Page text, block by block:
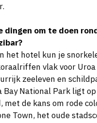
dingen om te doen
het hotel kun je
vlak voor Uroa
zeeleven en
Bay National Park ligt
met de kans om rode
Town, het oude